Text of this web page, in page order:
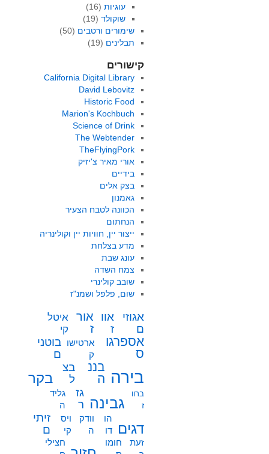
עוגיות (16)
שוקולד (19)
שימורים ורטבים (50)
תבלינים (19)
קישורים
California Digital Library
David Lebovitz
Historic Food
Marion's Kochbuch
Science of Drink
The Webtender
TheFlyingPork
אורי מאיר צ'יזיק
בידיים
בצק אלים
גאמנון
הכוונה לטבח הצעיר
הנחתום
ייצור יין, חוויות יין וקולינריה
מדע בצלחת
עונג שבת
צמח השדה
שובב קולינרי
שום, פלפל ושמנ"ז
אגוזי
ם
אוו
ז
אור
ז
איטל
קי
אספרגו
ס
ארטישו
ק
בוטני
ם
בירה
בננ
ה
בצ
ל
בקר
ברוו
ז
גבינה
גז
ר
גליד
ה
דגים
הו
דו
וודק
ה
ויס
קי
זיתי
ם
זעת
חומו
חצילי